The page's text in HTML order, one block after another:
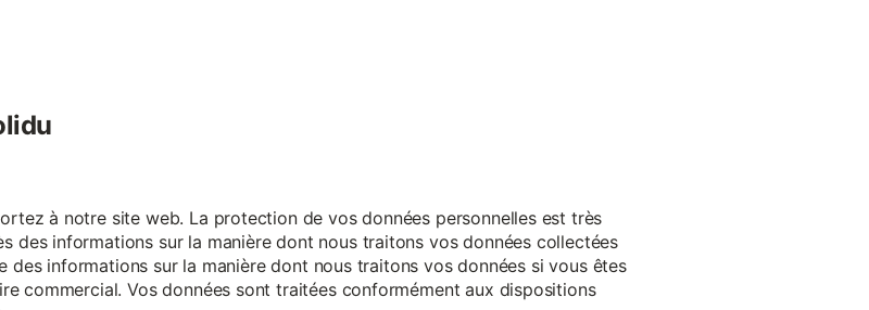
à notre site web. La protection de vos données personnelles est très
des informations sur la manière dont nous traitons vos données collectées
informations sur la manière dont nous traitons vos données si vous êtes
commercial. Vos données sont traitées conformément aux dispositions